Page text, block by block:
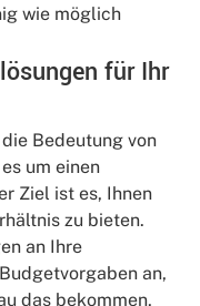
wie möglich
für Ihr
Bedeutung von
um einen
Ziel ist es, Ihnen
zu bieten.
an Ihre
an,
das bekommen,